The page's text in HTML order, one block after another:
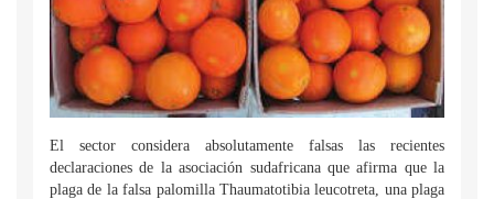
El sector considera absolutamente falsas las recientes
declaraciones de la asociación sudafricana que afirma que la
plaga de la falsa palomilla Thaumatotibia leucotreta, una plaga